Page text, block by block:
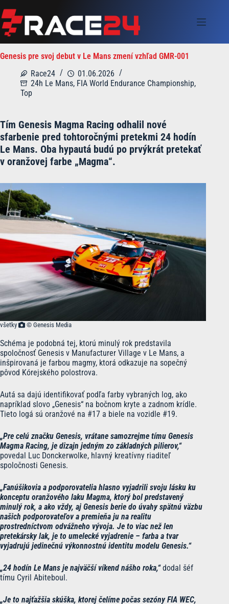
to
content
Genesis pre svoj debut v Le Mans zmení vzhľad GMR-001
Race24
01.06.2026
24h Le Mans, FIA World Endurance Championship,
Top
Tím Genesis Magma Racing odhalil nové
sfarbenie pred tohtoročnými pretekmi 24 hodín
Le Mans. Oba hypautá budú po prvýkrát pretekať
v oranžovej farbe „Magma“.
všetky © Genesis Media
Schéma je podobná tej, ktorú minulý rok predstavila
spoločnosť Genesis v Manufacturer Village v Le Mans, a
inšpirovaná je farbou magmy, ktorá odkazuje na sopečný
pôvod Kórejského polostrova.
Autá sa dajú identifikovať podľa farby vybraných log, ako
napríklad slovo „Genesis“ na bočnom kryte a zadnom krídle.
Tieto logá sú oranžové na #17 a biele na vozidle #19.
„Pre celú značku Genesis, vrátane samozrejme tímu Genesis
Magma Racing, je dizajn jedným zo základných pilierov,“
povedal Luc Donckerwolke, hlavný kreatívny riaditeľ
spoločnosti Genesis.
„Fanúšikovia a podporovatelia hlasno vyjadrili svoju lásku ku
konceptu oranžového laku Magma, ktorý bol predstavený
minulý rok, a ako vždy, aj Genesis berie do úvahy spätnú väzbu
našich podporovateľov a premieňa ju na realitu
prostredníctvom odvážneho vývoja. Je to viac než len
pretekársky lak, je to umelecké vyjadrenie – farba a tvar
vyjadrujú jedinečnú výkonnostnú identitu modelu Genesis.“
„24 hodín Le Mans je najväčší víkend nášho roka,“dodal šéf
tímu Cyril Abiteboul.
„Je to najťažšia skúška, ktorej čelíme počas sezóny FIA WEC,